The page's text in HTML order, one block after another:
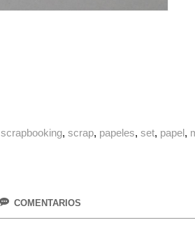
scrapbooking scrap papeles set papel
COMENTARIOS